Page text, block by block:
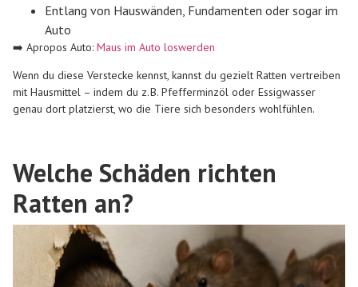
Entlang von Hauswänden, Fundamenten oder sogar im
Auto
➡️ Apropos Auto: Maus im Auto loswerden
Wenn du diese Verstecke kennst, kannst du gezielt Ratten vertreiben
mit Hausmittel – indem du z. B. Pfefferminzöl oder Essigwasser
genau dort platzierst, wo die Tiere sich besonders wohlfühlen.
Welche Schäden richten
Ratten an?